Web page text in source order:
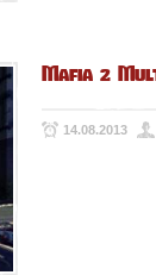
Mafia 2
14.08.2013